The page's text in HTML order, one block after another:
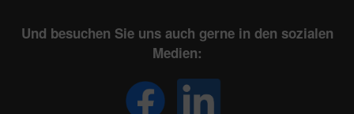
Und besuchen Sie uns auch gerne in den sozialen
Medien: